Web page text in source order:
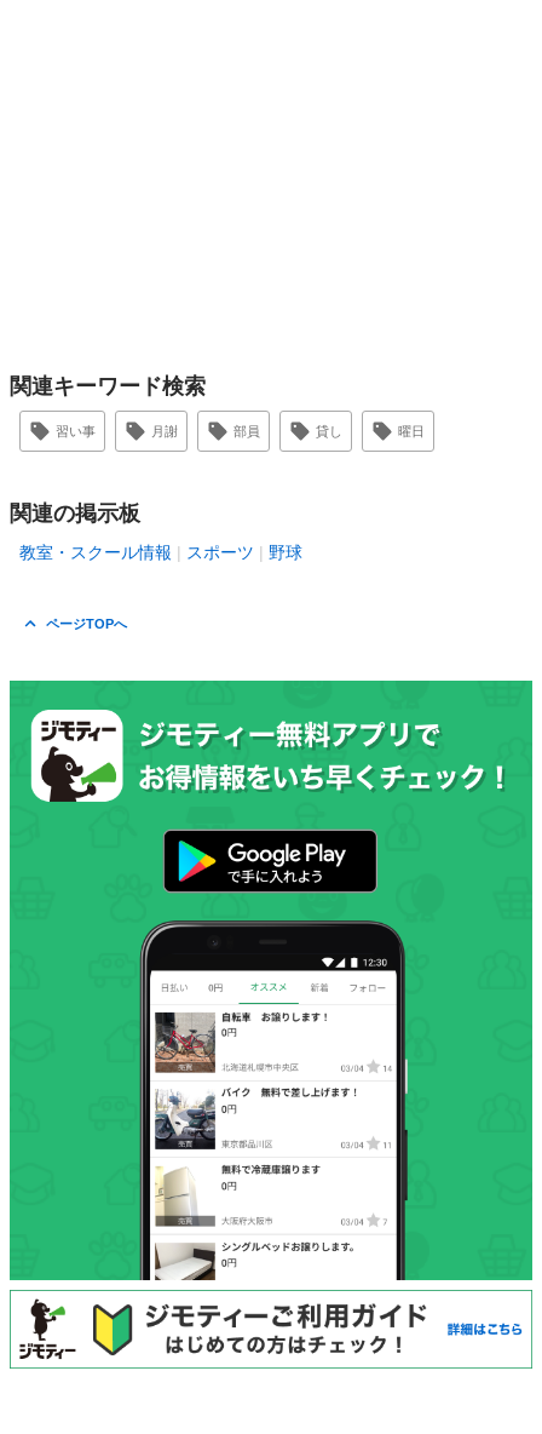
関連キーワード検索
習い事 月謝 部員 貸し 曜日
関連の掲示板
教室・スクール情報 スポーツ 野球
ページTOPへ